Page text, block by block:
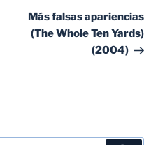
Más falsas apariencias
(The Whole Ten Yards)
(2004)